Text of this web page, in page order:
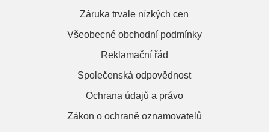
Záruka trvale nízkých cen
Všeobecné obchodní podmínky
Reklamační řád
Společenská odpovědnost
Ochrana údajů a právo
Zákon o ochraně oznamovatelů